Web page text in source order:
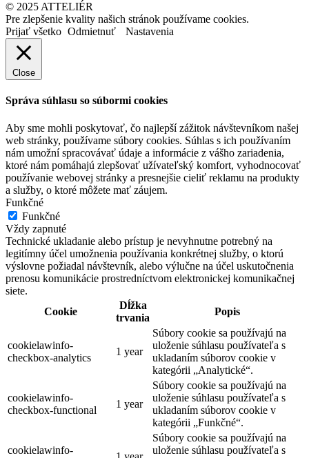
© 2025 ATTELIÉR
Pre zlepšenie kvality našich stránok používame cookies.
Prijať všetko Odmietnuť Nastavenia
Close
Správa súhlasu so súbormi cookies
Aby sme mohli poskytovať, čo najlepší zážitok návštevníkom našej
web stránky, používame súbory cookies. Súhlas s ich používaním
nám umožní spracovávať údaje a informácie z vášho zariadenia,
ktoré nám pomáhajú zlepšovať užívateľský komfort, vyhodnocovať
používanie webovej stránky a presnejšie cieliť reklamu na produkty
a služby, o ktoré môžete mať záujem.
Funkčné
Funkčné
Vždy zapnuté
Technické ukladanie alebo prístup je nevyhnutne potrebný na
legitímny účel umožnenia používania konkrétnej služby, o ktorú
výslovne požiadal návštevník, alebo výlučne na účel uskutočnenia
prenosu komunikácie prostredníctvom elektronickej komunikačnej
siete.
Cookie
Dĺžka
trvania
Popis
cookielawinfo-
checkbox-analytics
1 year
Súbory cookie sa používajú na
uloženie súhlasu používateľa s
ukladaním súborov cookie v
kategórii „Analytické“.
cookielawinfo-
checkbox-functional
1 year
Súbory cookie sa používajú na
uloženie súhlasu používateľa s
ukladaním súborov cookie v
kategórii „Funkčné“.
cookielawinfo-
Súbory cookie sa používajú na
uloženie súhlasu používateľa s